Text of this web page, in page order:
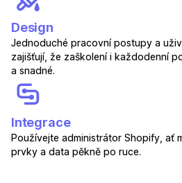
Design
Jednoduché pracovní postupy a
zajišťují, že zaškolení i každodenní
a snadné.
Integrace
Používejte administrátor Shopify, ať
prvky a data pěkně po ruce.